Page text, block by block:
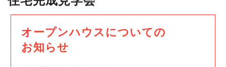
オープンハウスについての
お知らせ